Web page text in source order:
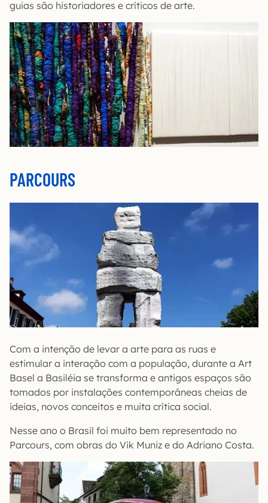
guias são historiadores e críticos de arte.
PARCOURS
Com a intenção de levar a arte para as ruas e
estimular a interação com a população, durante a Art
Basel a Basiléia se transforma e antigos espaços são
tomados por instalações contemporâneas cheias de
ideias, novos conceitos e muita crítica social.
Nesse ano o Brasil foi muito bem representado no
Parcours, com obras do Vik Muniz e do Adriano Costa.